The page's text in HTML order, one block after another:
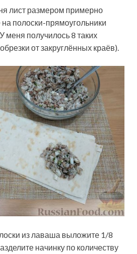
лист размером примерно
полоски-прямоугольники
меня получилось 8 таких
от закруглённых краёв).
из лаваша выложите 1/8
начинку по количеству